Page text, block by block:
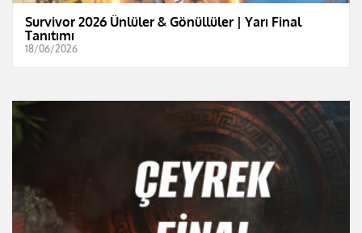
Survivor 2026 Ünlüler & Gönüllüler | Yarı Final
Tanıtımı
18/06/2026